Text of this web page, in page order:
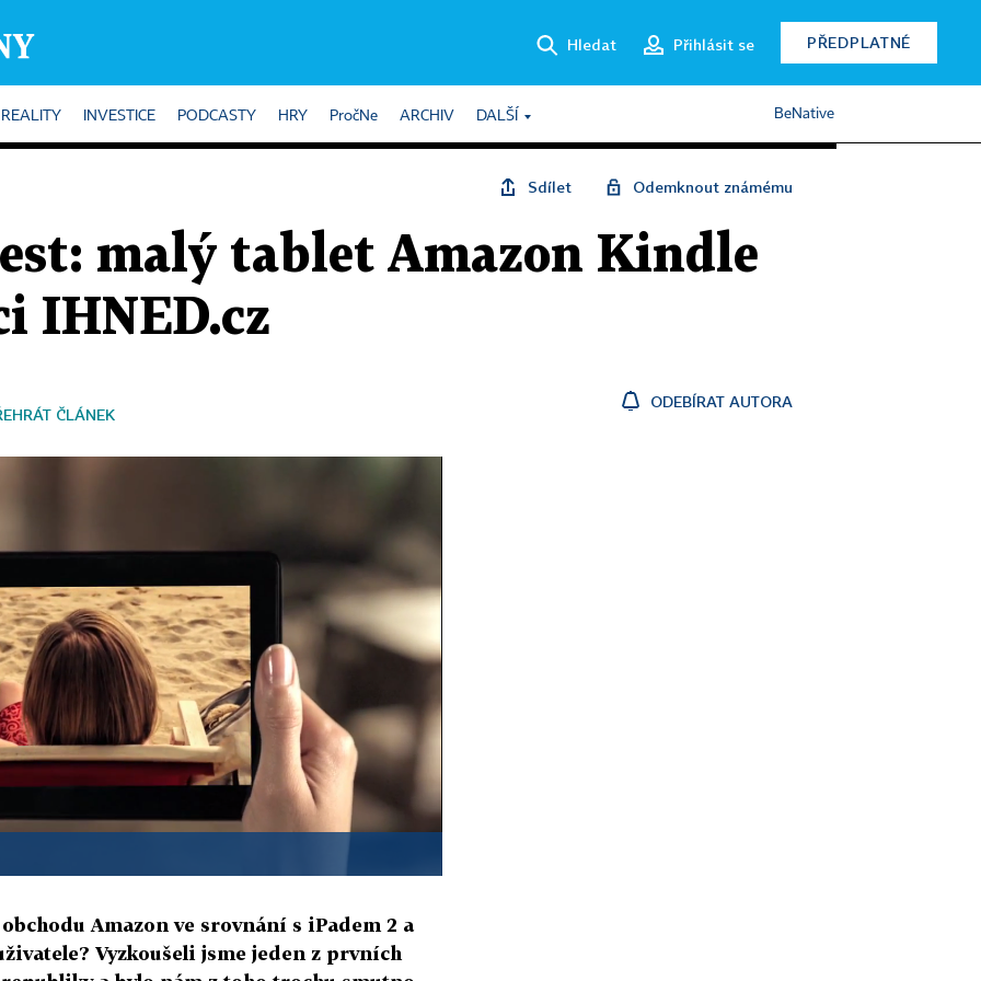
Hledat Přihlásit se PŘEDPLATNÉ
REALITY INVESTICE PODCASTY HRY PročNe ARCHIV DALŠÍ BeNative
Sdílet Odemknout známému
malý tablet Amazon Kindle
IHNED.cz
ČLÁNEK
ODEBÍRAT AUTORA
Amazon ve srovnání s iPadem 2 a
Vyzkoušeli jsme jeden z prvních